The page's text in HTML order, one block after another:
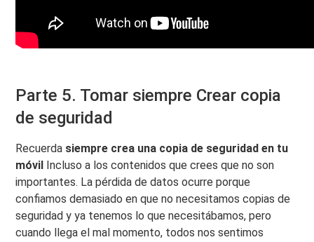
Parte 5. Tomar siempre Crear copia
de seguridad
Recuerda siempre crea una copia de seguridad en tu
móvil
Incluso a los contenidos que crees que no son
importantes. La pérdida de datos ocurre porque
confiamos demasiado en que no necesitamos copias de
seguridad y ya tenemos lo que necesitábamos, pero
cuando llega el mal momento, todos nos sentimos